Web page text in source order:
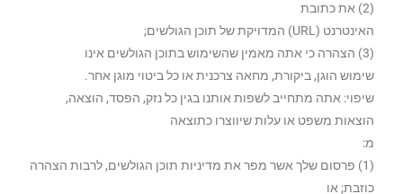
(2) את כתובת
האינטרנט (URL) המדויקת של תוכן הגולשים;
(3) הצהרה כי אתה מאמין שהשימוש בתוכן הגולשים אינו
שימוש הוגן, ביקורת, מחאה צרכנית או כל ביטוי מוגן אחר.
שיפוי: אתה מתחייב לשפות אותנו בגין כל נזק, הפסד, הוצאה,
הוצאות משפט או עלות שיווצרו כתוצאה
מ:
(1) פרסום שלך אשר מפר את מדיניות תוכן הגולשים, לרבות הצהרה
כוזבת; או